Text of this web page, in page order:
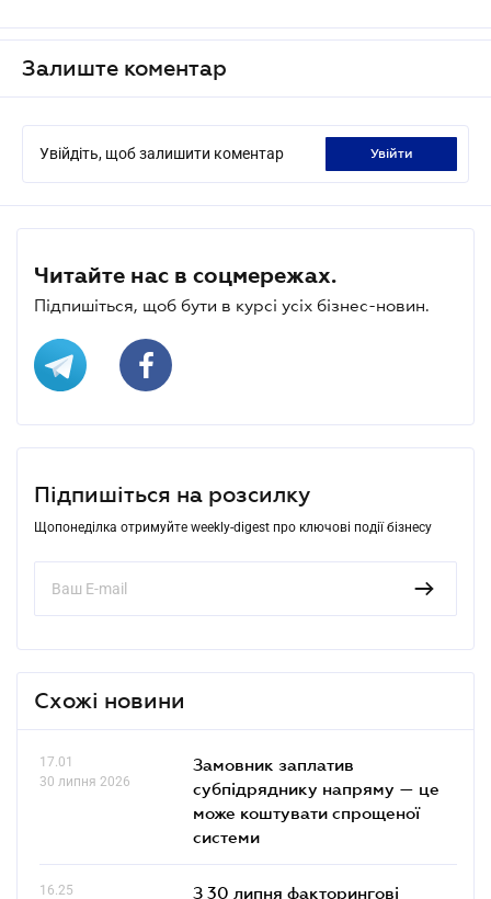
Залиште коментар
Увійдіть, щоб залишити коментар увійти
Читайте нас в соцмережах.
Підпишіться, щоб бути в курсі усіх бізнес-новин.
Підпишіться на розсилку
Щопонеділка отримуйте weekly-digest про ключові події бізнесу
Схожі новини
17.01
30 липня 2026
Замовник заплатив
субпідряднику напряму — це
може коштувати спрощеної
системи
16.25
З 30 липня факторингові